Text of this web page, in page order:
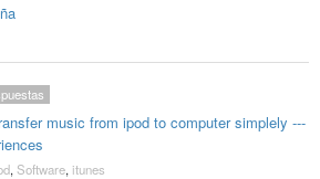
music from ipod to computer simplely ---
, Software, itunes